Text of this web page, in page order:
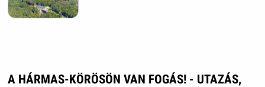
A HÁRMAS-KÖRÖSÖN VAN FOGÁS! - UTAZÁS,